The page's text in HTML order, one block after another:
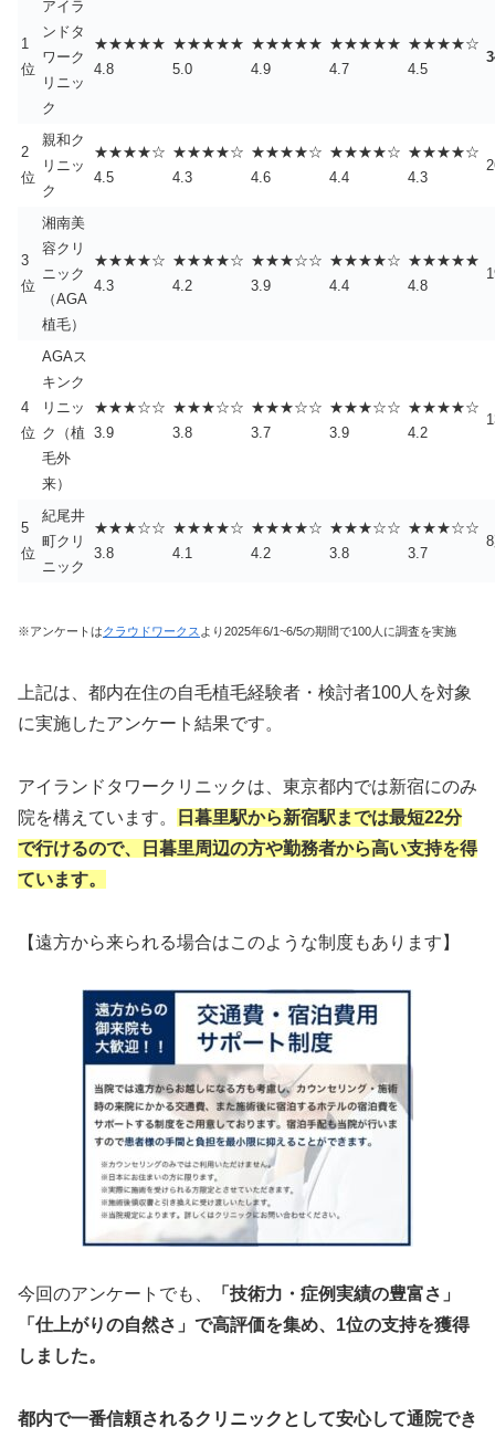
1
位
アイラ
ンドタ
ワーク
リニッ
ク
★★★★★
4.8
★★★★★
5.0
★★★★★
4.9
★★★★★
4.7
★★★★☆
4.5
2
位
親和ク
リニッ
ク
★★★★☆
4.5
★★★★☆
4.3
★★★★☆
4.6
★★★★☆
4.4
★★★★☆
4.3
3
位
湘南美
容クリ
ニック
（AGA
植毛）
★★★★☆
4.3
★★★★☆
4.2
★★★☆☆
3.9
★★★★☆
4.4
★★★★★
4.8
4
位
AGAス
キンク
リニッ
ク（植
毛外
来）
★★★☆☆
3.9
★★★☆☆
3.8
★★★☆☆
3.7
★★★☆☆
3.9
★★★★☆
4.2
5
位
紀尾井
町クリ
ニック
★★★☆☆
3.8
★★★★☆
4.1
★★★★☆
4.2
★★★☆☆
3.8
★★★☆☆
3.7
※アンケートはクラウドワークス より2025年6/1~6/5の期間で100人に調査を実施
上記は、都内在住の自毛植毛経験者・検討者100人を対象
に実施したアンケート結果です。
アイランドタワークリニックは、東京都内では新宿にのみ
院を構えています。
日暮里駅から新宿駅までは最短22分
で行けるので、日暮里周辺の方や勤務者から高い支持を得
ています。
【遠方から来られる場合はこのような制度もあります】
今回のアンケートでも、
「技術力・症例実績の豊富さ」
「仕上がりの自然さ」で高評価を集め、1位の支持を獲得
しました。
都内で一番信頼されるクリニックとして安心して通院でき